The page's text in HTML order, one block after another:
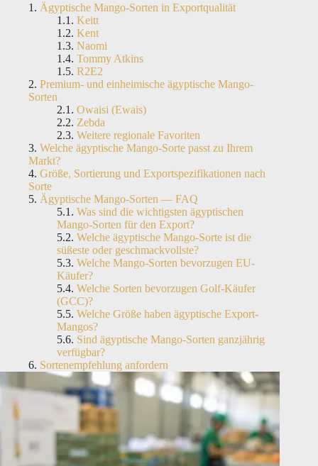
Ägyptische Mango-Sorten in Exportqualität
Keitt
Kent
Naomi
Tommy Atkins
R2E2
Premium- und einheimische ägyptische Mango-
Sorten
Owaisi (Ewais)
Zebda
Weitere regionale Favoriten
Welche ägyptische Mango-Sorte passt zu Ihrem
Markt?
Größe, Sortierung und Exportspezifikationen nach
Sorte
Ägyptische Mango-Sorten — FAQ
Was sind die wichtigsten ägyptischen
Mango-Sorten für den Export?
Welche ägyptische Mango-Sorte ist die
süßeste oder geschmackvollste?
Welche Mango-Sorten bevorzugen EU-
Käufer?
Welche Sorten bevorzugen Golf-Käufer
(GCC)?
Welche Größe haben ägyptische Export-
Mangos?
Sind ägyptische Mango-Sorten ganzjährig
verfügbar?
Sortenempfehlung anfordern